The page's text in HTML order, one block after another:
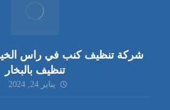
تنظيف بالبخار
يناير 24, 2024